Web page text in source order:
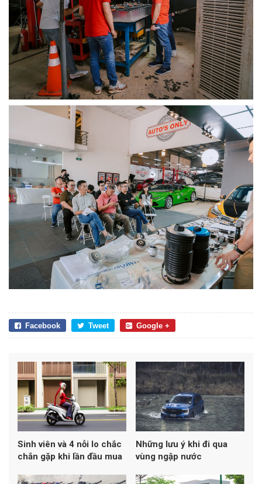
Facebook Tweet Google +
Sinh viên và 4 nỗi lo chắc
chắn gặp khi lần đầu mua
Những lưu ý khi đi qua
vùng ngập nước